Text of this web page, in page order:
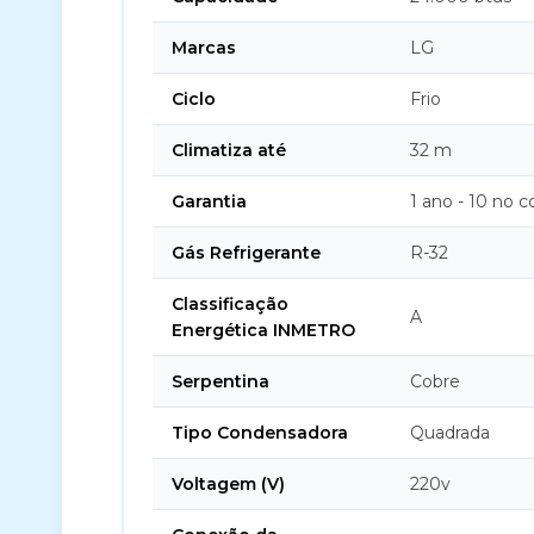
Marcas LG
Ciclo Frio
Climatiza até 32 m
Garantia 1 ano - 10 no
Gás Refrigerante R-32
Classificação
Energética INMETRO
A
Serpentina Cobre
Tipo Condensadora Quadrada
Voltagem (V) 220v